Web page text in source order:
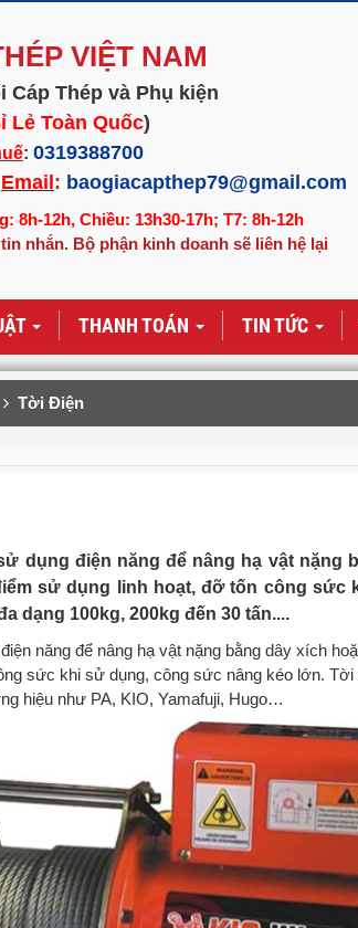
VIỆT NAM
Cáp Thép và Phụ kiện
Lẻ Toàn Quốc)
: 0319388700
Email : baogiacapthep79@gmail.com
8h-12h, Chiều: 13h30-17h; T7: 8h-12h
nhắn. Bộ phận kinh doanh sẽ liên hệ lại
THANH TOÁN TIN TỨC
Tời Điện
dụng điện năng để nâng hạ vật nặng
sử dụng linh hoạt, đỡ tốn công sức
dạng 100kg, 200kg đến 30 tấn....
năng để nâng hạ vật nặng bằng dây xích
sức khi sử dụng, công sức nâng kéo lớn.
hiệu như PA, KIO, Yamafuji, Hugo…